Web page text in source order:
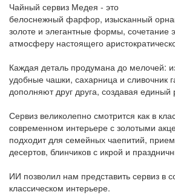
Чайный сервиз Медея - это
белоснежный фарфор, изысканный
золоте и элегантные формы, сочетание
атмосферу настоящего
Каждая деталь продумана до мелочей:
удобные чашки, сахарница и сливочник
дополняют друг друга, создавая
Сервиз великолепно смотрится как в
современном интерьере с золотыми
подходит для семейных чаепитий,
десертов, блинчиков с икрой и
ИИ позволил нам представить сервиз в
классическом интерьере.